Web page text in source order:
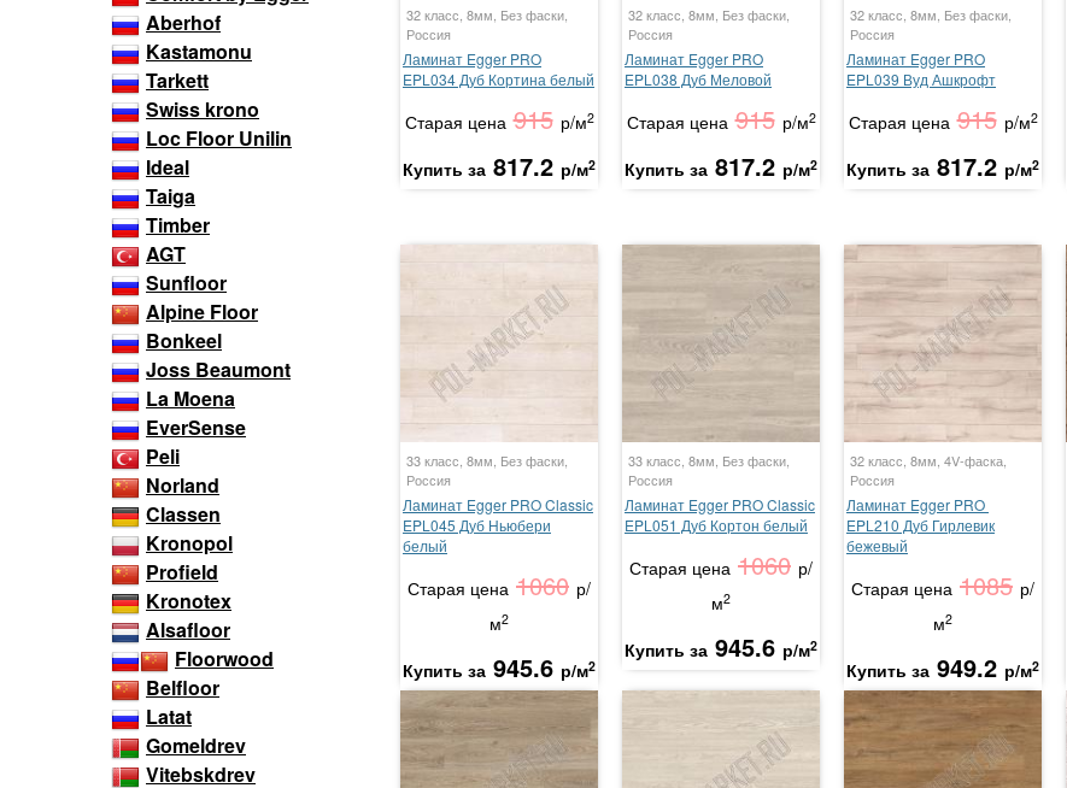
Aberhof
Kastamonu
Tarkett
Swiss krono
Loc Floor Unilin
Ideal
Taiga
Timber
AGT
Sunfloor
Alpine Floor
Bonkeel
Joss Beaumont
La Moena
EverSense
Peli
Norland
Classen
Kronopol
Profield
Kronotex
Alsafloor
Floorwood
Belfloor
Latat
Gomeldrev
Vitebskdrev
32 класс, 8мм, Без фаски,
Россия
Ламинат Egger PRO
EPL034 Дуб Кортина белый
Старая цена 915 р/м2
Купить за 817.2 р/м2
32 класс, 8мм, Без фаски,
Россия
Ламинат Egger PRO
EPL038 Дуб Меловой
Старая цена 915 р/м2
Купить за 817.2 р/м2
32 класс, 8мм, Без фаски,
Россия
Ламинат Egger PRO
EPL039 Вуд Ашкрофт
Старая цена 915 р/м2
Купить за 817.2 р/м2
33 класс, 8мм, Без фаски,
Россия
Ламинат Egger PRO Classic
EPL045 Дуб Ньюбери
белый
Старая цена 1060 р/
м2
Купить за 945.6 р/м2
33 класс, 8мм, Без фаски,
Россия
Ламинат Egger PRO Classic
EPL051 Дуб Кортон белый
Старая цена 1060 р/
м2
Купить за 945.6 р/м2
32 класс, 8мм, 4V-фаска,
Россия
Ламинат Egger PRO
EPL210 Дуб Гирлевик
бежевый
Старая цена 1085 р/
м2
Купить за 949.2 р/м2